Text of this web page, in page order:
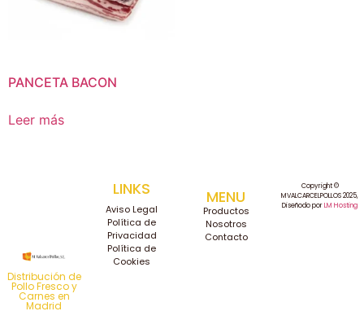
PANCETA BACON
Leer más
Distribución de
Pollo Fresco y
Carnes en
Madrid
LINKS
Aviso Legal
Política de
Privacidad
Política de
Cookies
MENU
Productos
Nosotros
Contacto
Copyright ©
MVALCARCELPOLLOS 2025,
Diseñodo porLM Hosting